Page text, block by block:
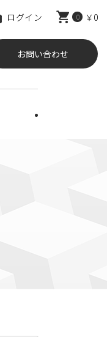
ログイン 0 ￥0
お問い合わせ